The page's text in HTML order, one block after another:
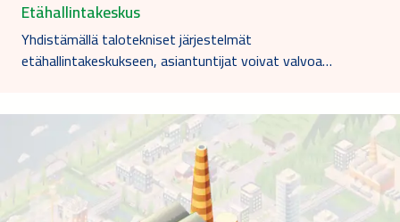
Etähallintakeskus
Yhdistämällä talotekniset järjestelmät
etähallintakeskukseen, asiantuntijat voivat valvoa…